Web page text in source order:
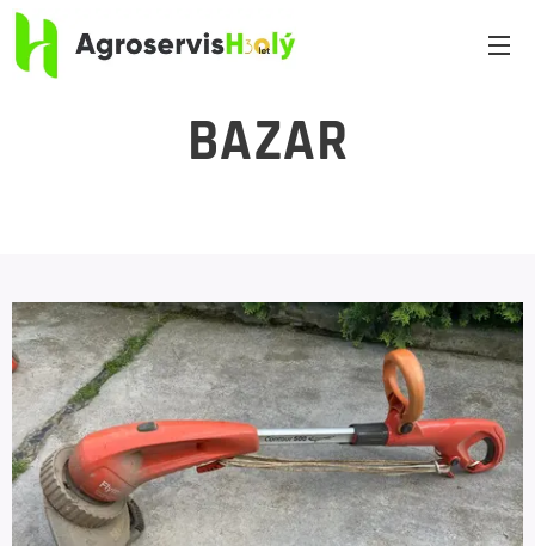
BAZAR